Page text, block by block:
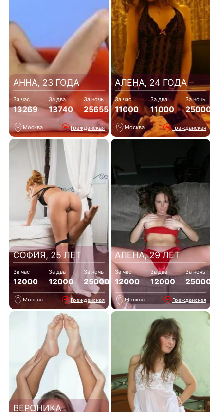
АННА, 23 ГОДА
За час
13269
За два
13740
За ночь
25655
Москва Гражданская
АЛЕНА, 24 ГОДА
За час
11000
За два
11000
За ночь
25000
Москва Гражданская
СОФИЯ, 25 ЛЕТ
За час
12000
За два
12000
За ночь
25000
Москва Гражданская
АЛЕНА, 29 ЛЕТ
За час
12000
За два
12000
За ночь
25000
Москва Гражданская
ВЕРОНИКА